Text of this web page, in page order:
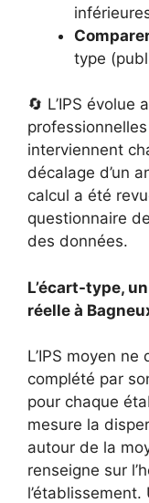
type
🔄 L’IPS
interviennent
décalage d’un
calcul a été
questionnaire
des données.
L’écart-type,
réelle à
L’IPS moyen
complété par
pour chaque
mesure la
autour de la
renseigne sur